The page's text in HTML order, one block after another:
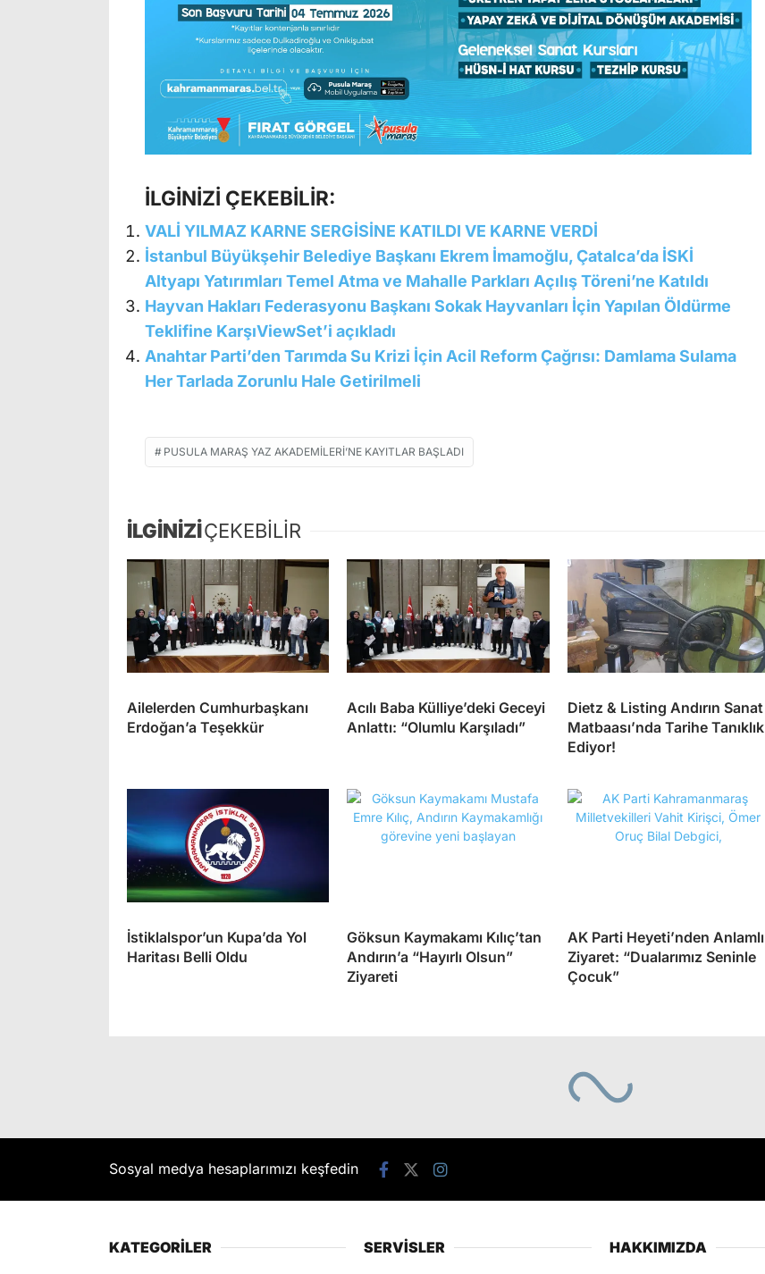
İLGİNİZİ ÇEKEBİLİR:
VALİ YILMAZ KARNE SERGİSİNE KATILDI VE KARNE VERDİ
İstanbul Büyükşehir Belediye Başkanı Ekrem İmamoğlu, Çatalca’da İSKİ
Altyapı Yatırımları Temel Atma ve Mahalle Parkları Açılış Töreni’ne Katıldı
Hayvan Hakları Federasyonu Başkanı Sokak Hayvanları İçin Yapılan Öldürme
Teklifine KarşıViewSet’i açıkladı
Anahtar Parti’den Tarımda Su Krizi İçin Acil Reform Çağrısı: Damlama Sulama
Her Tarlada Zorunlu Hale Getirilmeli
PUSULA MARAŞ YAZ AKADEMILERI’NE KAYITLAR BAŞLADI
İLGİNİZİÇEKEBİLİR
Ailelerden Cumhurbaşkanı
Erdoğan’a Teşekkür
Acılı Baba Külliye’deki Geceyi
Anlattı: “Olumlu Karşıladı”
Dietz & Listing Andırın Sanat
Matbaası’nda Tarihe Tanıklık
Ediyor!
İstiklalspor’un Kupa’da Yol
Haritası Belli Oldu
Göksun Kaymakamı Kılıç’tan
Andırın’a “Hayırlı Olsun”
Ziyareti
AK Parti Heyeti’nden Anlamlı
Ziyaret: “Dualarımız Seninle
Çocuk”
Sosyal medya hesaplarımızı keşfedin
KATEGORİLER SERVİSLER HAKKIMIZDA